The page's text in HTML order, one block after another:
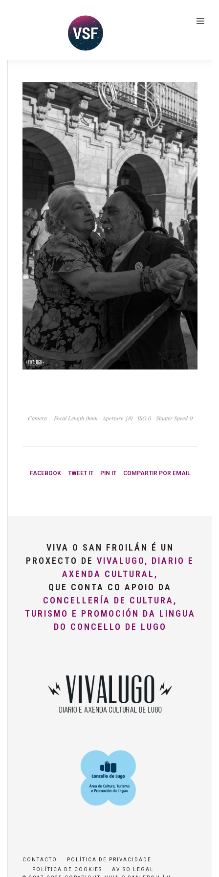
Camera Focal Length 0mm Aperture ƒ/0 ISO 0 Shutter Speed 0
FACEBOOK TWEET IT PIN IT COMPARTIR POR EMAIL
VIVA O SAN FROILÁN É UN
PROXECTO DE VIVALUGO, DIARIO E
AXENDA CULTURAL,
QUE CONTA CO APOIO DA
CONCELLERÍA DE CULTURA,
TURISMO E PROMOCIÓN DA LINGUA
DO CONCELLO DE LUGO
CONTACTO
POLÍTICA DE PRIVACIDADE
POLÍTICA DE COOKIES
AVISO LEGAL